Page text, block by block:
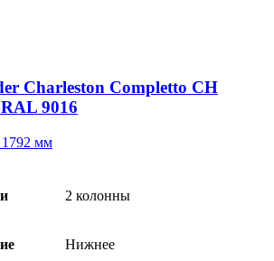
Charleston Completto CH
9016
мм
2 колонны
Нижнее